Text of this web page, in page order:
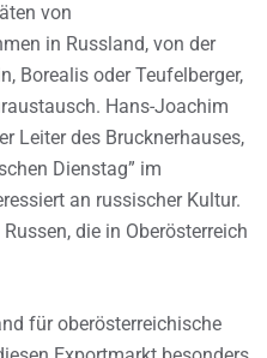
von
in Russland, von der
Borealis oder Teufelberger,
Hans-Joachim
Leiter des Brucknerhauses,
Dienstag” im
an russischer Kultur.
die in Oberösterreich
für oberösterreichische